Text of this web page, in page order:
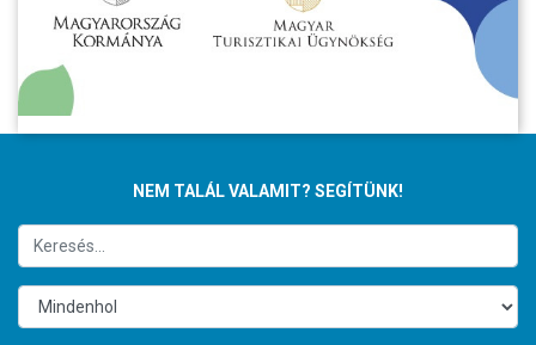
NEM TALÁL VALAMIT? SEGÍTÜNK!